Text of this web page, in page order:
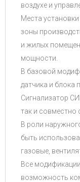
воздухе и
Места
зоны
и жилых
мощности.
В базовой
датчика и блока
Сигнализатор
так и совместно
В роли
быть
газовые,
Все
возможность